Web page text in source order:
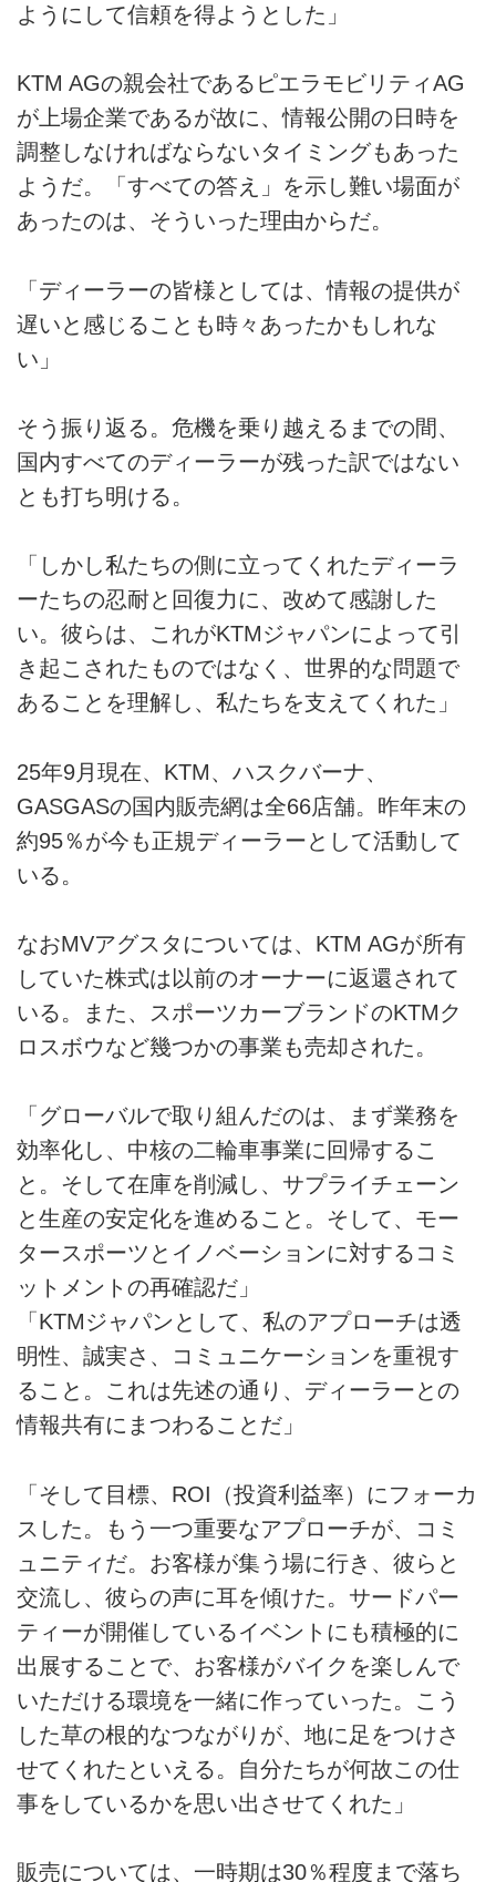
ようにして信頼を得ようとした」
KTM AGの親会社であるピエラモビリティAG
が上場企業であるが故に、情報公開の日時を
調整しなければならないタイミングもあった
ようだ。「すべての答え」を示し難い場面が
あったのは、そういった理由からだ。
「ディーラーの皆様としては、情報の提供が
遅いと感じることも時々あったかもしれな
い」
そう振り返る。危機を乗り越えるまでの間、
国内すべてのディーラーが残った訳ではない
とも打ち明ける。
「しかし私たちの側に立ってくれたディーラ
ーたちの忍耐と回復力に、改めて感謝した
い。彼らは、これがKTMジャパンによって引
き起こされたものではなく、世界的な問題で
あることを理解し、私たちを支えてくれた」
25年9月現在、KTM、ハスクバーナ、
GASGASの国内販売網は全66店舗。昨年末の
約95％が今も正規ディーラーとして活動して
いる。
なおMVアグスタについては、KTM AGが所有
していた株式は以前のオーナーに返還されて
いる。また、スポーツカーブランドのKTMク
ロスボウなど幾つかの事業も売却された。
「グローバルで取り組んだのは、まず業務を
効率化し、中核の二輪車事業に回帰するこ
と。そして在庫を削減し、サプライチェーン
と生産の安定化を進めること。そして、モー
タースポーツとイノベーションに対するコミ
ットメントの再確認だ」
「KTMジャパンとして、私のアプローチは透
明性、誠実さ、コミュニケーションを重視す
ること。これは先述の通り、ディーラーとの
情報共有にまつわることだ」
「そして目標、ROI（投資利益率）にフォーカ
スした。もう一つ重要なアプローチが、コミ
ュニティだ。お客様が集う場に行き、彼らと
交流し、彼らの声に耳を傾けた。サードパー
ティーが開催しているイベントにも積極的に
出展することで、お客様がバイクを楽しんで
いただける環境を一緒に作っていった。こう
した草の根的なつながりが、地に足をつけさ
せてくれたといえる。自分たちが何故この仕
事をしているかを思い出させてくれた」
販売については、一時期は30％程度まで落ち